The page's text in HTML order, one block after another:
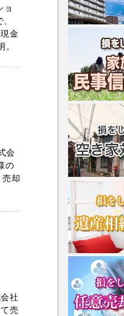
ョ
金
会
の
却
社
売